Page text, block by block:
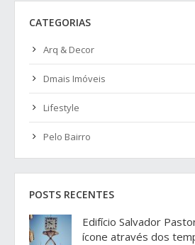
CATEGORIAS
Arq & Decor
Dmais Imóveis
Lifestyle
Pelo Bairro
POSTS RECENTES
Edifício Salvador
ícone através dos